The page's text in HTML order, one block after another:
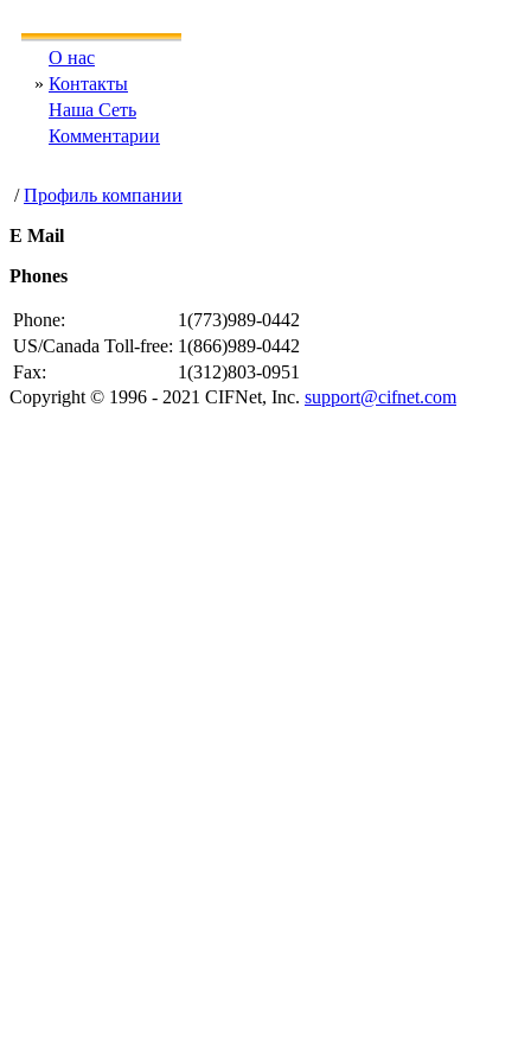
О нас
» Контакты
Наша Сеть
Комментарии
/Профиль компании
E Mail
Phones
Phone:
1(773)989-0442
US/Canada Toll-free: 1(866)989-0442
Fax:
1(312)803-0951
Copyright © 1996 - 2021 CIFNet, Inc. support@cifnet.com